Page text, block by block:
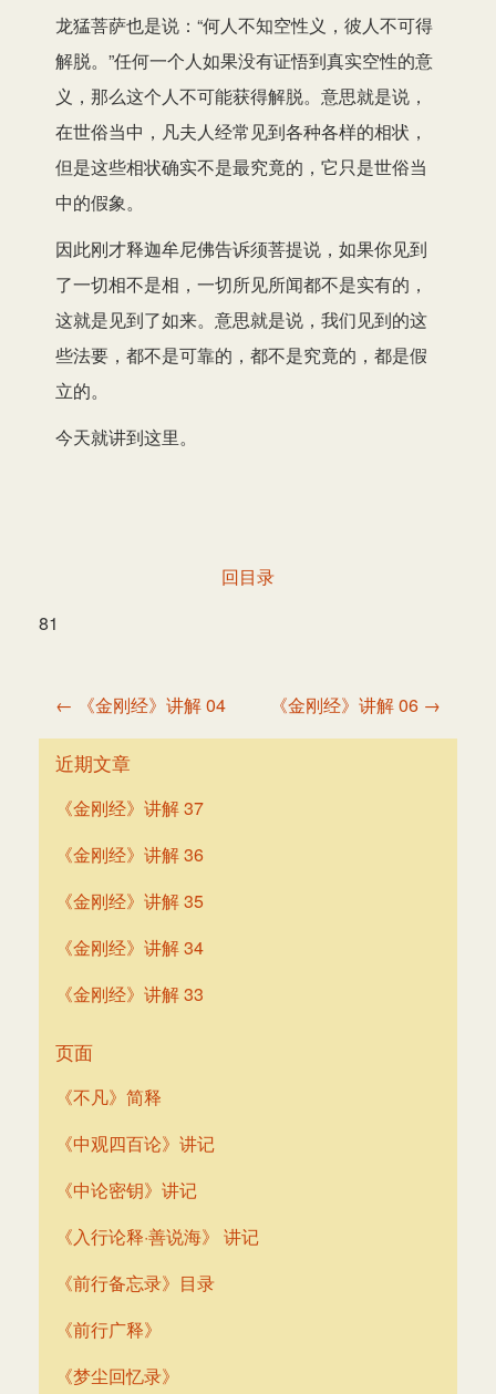
龙猛菩萨也是说：“何人不知空性义，彼人不可得
解脱。”任何一个人如果没有证悟到真实空性的意
义，那么这个人不可能获得解脱。意思就是说，
在世俗当中，凡夫人经常见到各种各样的相状，
但是这些相状确实不是最究竟的，它只是世俗当
中的假象。
因此刚才释迦牟尼佛告诉须菩提说，如果你见到
了一切相不是相，一切所见所闻都不是实有的，
这就是见到了如来。意思就是说，我们见到的这
些法要，都不是可靠的，都不是究竟的，都是假
立的。
今天就讲到这里。
回目录
81
文
章
导
航
← 《金刚经》讲解 04 《金刚经》讲解 06 →
近期文章
《金刚经》讲解 37
《金刚经》讲解 36
《金刚经》讲解 35
《金刚经》讲解 34
《金刚经》讲解 33
页面
《不凡》简释
《中观四百论》讲记
《中论密钥》讲记
《入行论释·善说海》 讲记
《前行备忘录》目录
《前行广释》
《梦尘回忆录》